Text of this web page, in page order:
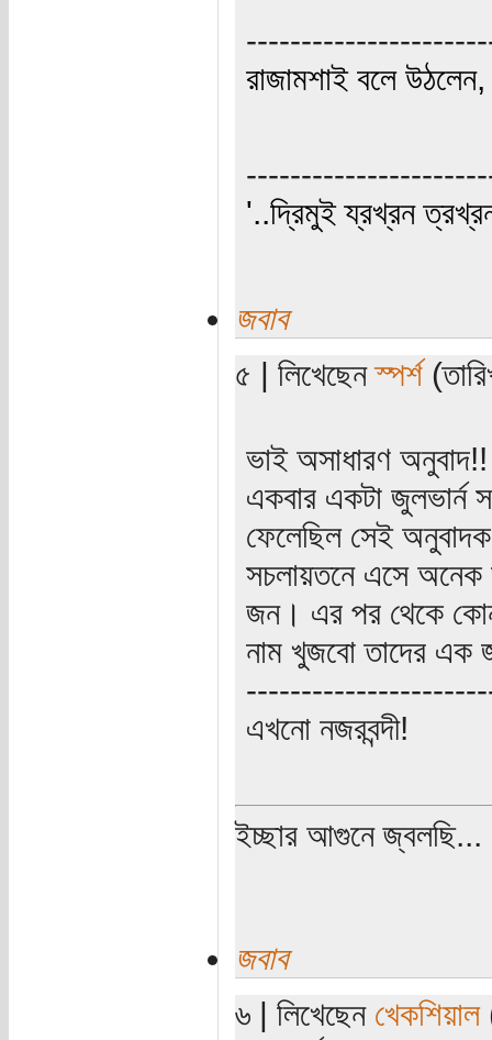
রাজামশাই বলে
'..দ্রিমুই য্রখ্রন
জবাব
৫ | লিখেছেনস্পর্শ
ভাই অসাধারণ অনুবাদ!!
একবার একটা জুলভার্ন
ফেলেছিল সেই
সচলায়তনে এসে
জন। এর পর থেকে
নাম খুজবো তাদের
এখনো নজরবন্দী!
ইচ্ছার আগুনে জ্বলছি...
জবাব
৬ | লিখেছেন খেকশিয়াল